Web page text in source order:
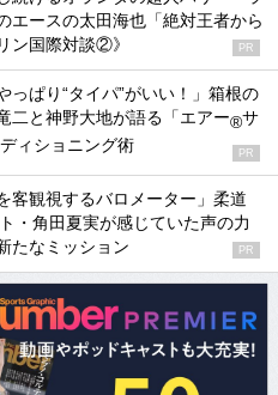
エースの太田海也「絶対王者から
ン国際対談②》
PR
っぱり“タイパ”がいい！」箱根の
二と神野大地が語る「エアー®サ
ディショニング術 PR
客観視するバロメーター」柔道
・角田夏実が感じていた声の力
たなミッション
PR